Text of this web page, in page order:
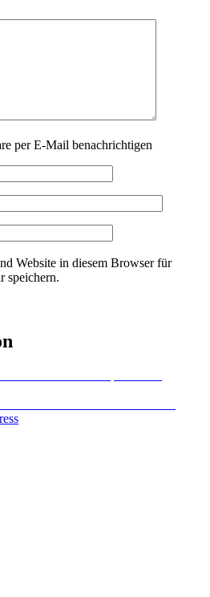
per E-Mail benachrichtigen
Website in diesem Browser für
speichern.